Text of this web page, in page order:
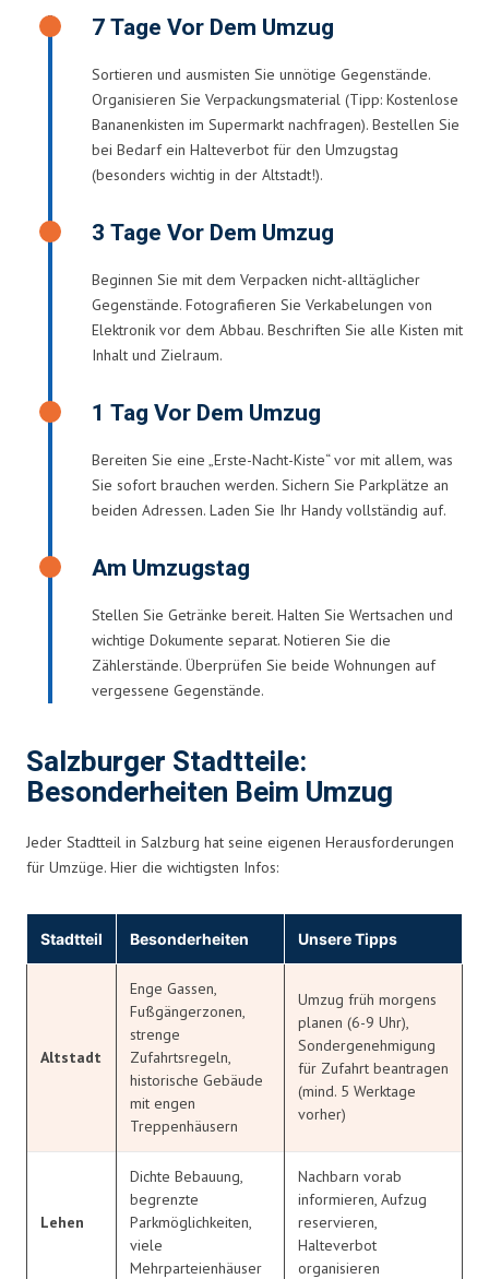
7 Tage Vor Dem Umzug
Sortieren und ausmisten Sie unnötige Gegenstände.
Organisieren Sie Verpackungsmaterial (Tipp: Kostenlose
Bananenkisten im Supermarkt nachfragen). Bestellen Sie
bei Bedarf ein Halteverbot für den Umzugstag
(besonders wichtig in der Altstadt!).
3 Tage Vor Dem Umzug
Beginnen Sie mit dem Verpacken nicht-alltäglicher
Gegenstände. Fotografieren Sie Verkabelungen von
Elektronik vor dem Abbau. Beschriften Sie alle Kisten mit
Inhalt und Zielraum.
1 Tag Vor Dem Umzug
Bereiten Sie eine „Erste-Nacht-Kiste“ vor mit allem, was
Sie sofort brauchen werden. Sichern Sie Parkplätze an
beiden Adressen. Laden Sie Ihr Handy vollständig auf.
Am Umzugstag
Stellen Sie Getränke bereit. Halten Sie Wertsachen und
wichtige Dokumente separat. Notieren Sie die
Zählerstände. Überprüfen Sie beide Wohnungen auf
vergessene Gegenstände.
Salzburger Stadtteile:
Besonderheiten Beim Umzug
Jeder Stadtteil in Salzburg hat seine eigenen Herausforderungen
für Umzüge. Hier die wichtigsten Infos:
Stadtteil Besonderheiten Unsere Tipps
Altstadt
Enge Gassen,
Fußgängerzonen,
strenge
Zufahrtsregeln,
historische Gebäude
mit engen
Treppenhäusern
Umzug früh morgens
planen (6-9 Uhr),
Sondergenehmigung
für Zufahrt beantragen
(mind. 5 Werktage
vorher)
Lehen
Dichte Bebauung,
begrenzte
Parkmöglichkeiten,
viele
Mehrparteienhäuser
Nachbarn vorab
informieren, Aufzug
reservieren,
Halteverbot
organisieren